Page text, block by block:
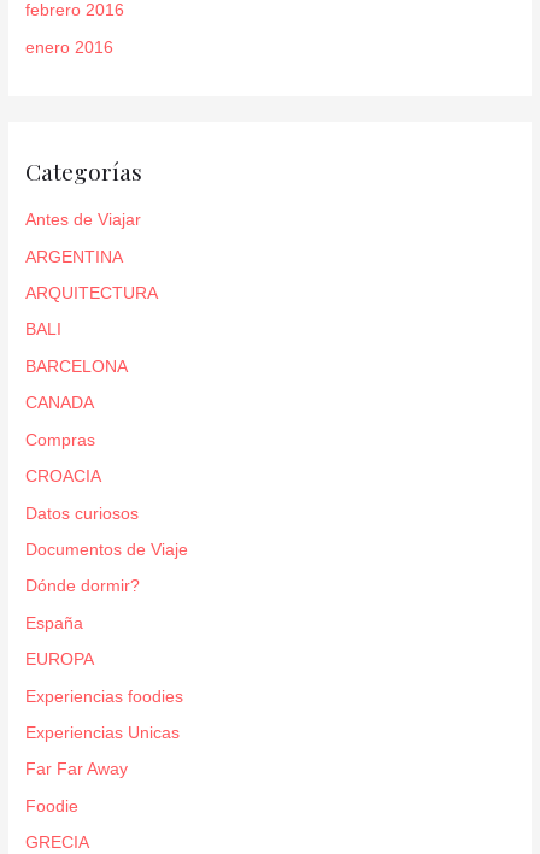
febrero 2016
enero 2016
Categorías
Antes de Viajar
ARGENTINA
ARQUITECTURA
BALI
BARCELONA
CANADA
Compras
CROACIA
Datos curiosos
Documentos de Viaje
Dónde dormir?
España
EUROPA
Experiencias foodies
Experiencias Unicas
Far Far Away
Foodie
GRECIA